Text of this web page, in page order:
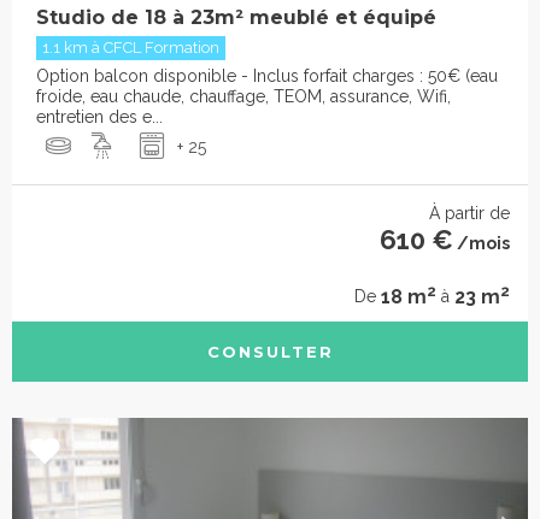
Studio de 18 à 23m² meublé et équipé
1.1 km à CFCL Formation
Option balcon disponible - Inclus forfait charges : 50€ (eau
froide, eau chaude, chauffage, TEOM, assurance, Wifi,
entretien des e...
+ 25
À partir de
610 € /mois
De 18 m2 à 23 m2
CONSULTER